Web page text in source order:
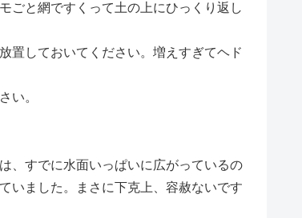
ごと網ですくって土の上にひっくり返し
置しておいてください。増えすぎてヘド
い。
、すでに水面いっぱいに広がっているの
いました。まさに下克上、容赦ないです